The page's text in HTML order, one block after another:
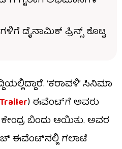
ಡೈನಾಮಿಕ್ ಪ್ರಿನ್ಸ್ ಕೊಟ್ಟ
‘ಕರಾವಳಿ’ ಸಿನಿಮಾ
) ಈವೆಂಟ್​​ಗೆ ಅವರು
ಬಿಂದು ಆಯಿತು. ಅವರ
ಈವೆಂಟ್​ನಲ್ಲಿ ಗಲಾಟೆ